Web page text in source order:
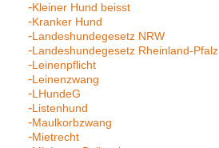
Kleiner Hund beisst
Kranker Hund
Landeshundegesetz NRW
Landeshundegesetz Rheinland-Pfalz
Leinenpflicht
Leinenzwang
LHundeG
Listenhund
Maulkorbzwang
Mietrecht